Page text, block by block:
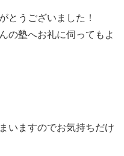
とうございました！
の塾へお礼に伺ってもよ
いますのでお気持ちだけ